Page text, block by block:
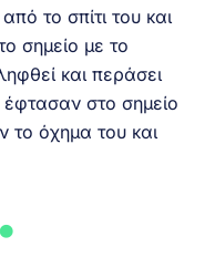
το σπίτι του και
σημείο με το
και περάσει
στο σημείο
το όχημα του και
.